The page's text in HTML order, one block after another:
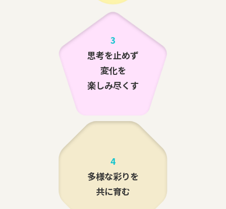
3
思考を止めず
変化を
楽しみ尽くす
4
多様な彩りを
共に育む